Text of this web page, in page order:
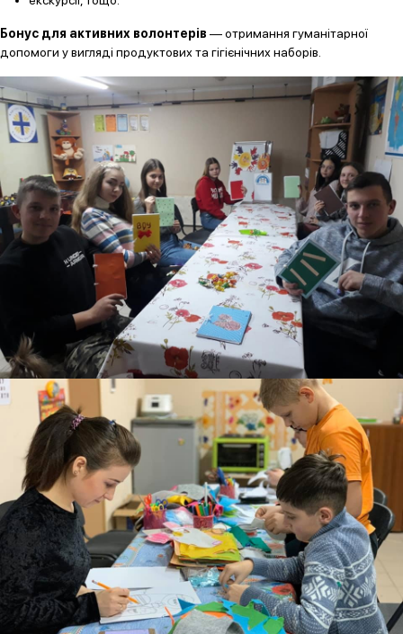
Бонус для активних волонтерів — отримання гуманітарної
допомоги у вигляді продуктових та гігієнічних наборів.